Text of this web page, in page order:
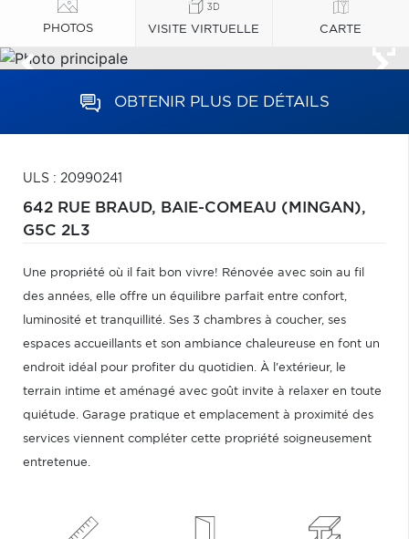
PHOTOS VISITE VIRTUELLE CARTE
OBTENIR PLUS DE DÉTAILS
ULS : 20990241
642 RUE BRAUD, BAIE-COMEAU (MINGAN),
G5C 2L3
Une propriété où il fait bon vivre! Rénovée avec soin au fil
des années, elle offre un équilibre parfait entre confort,
luminosité et tranquillité. Ses 3 chambres à coucher, ses
espaces accueillants et son ambiance chaleureuse en font un
endroit idéal pour profiter du quotidien. À l'extérieur, le
terrain intime et aménagé avec goût invite à relaxer en toute
quiétude. Garage pratique et emplacement à proximité des
services viennent compléter cette propriété soigneusement
entretenue.